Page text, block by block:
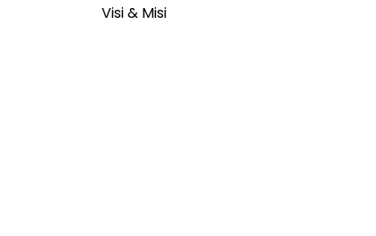
Visi & Misi